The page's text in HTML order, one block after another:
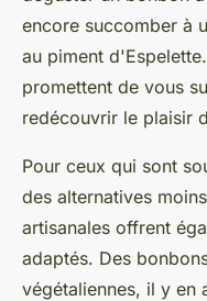
encore succomber à
au piment
promettent de vous
redécouvrir le plaisir
Pour ceux qui sont
des alternatives
artisanales offrent
adaptés. Des
végétaliennes, il y en